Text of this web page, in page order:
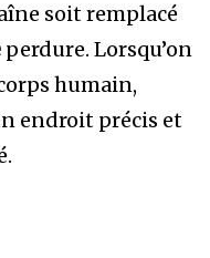
soit remplacé
perdure. Lorsqu’on
humain,
endroit précis et